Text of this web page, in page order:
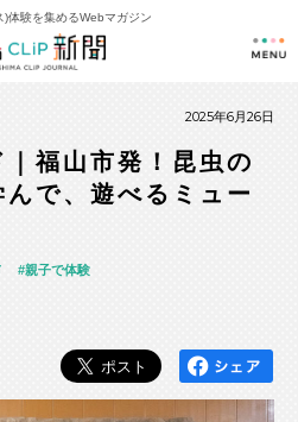
)体験を集めるWebマガジン
2025年6月26日
福山市発！昆虫の
で、遊べるミュー
親子で体験